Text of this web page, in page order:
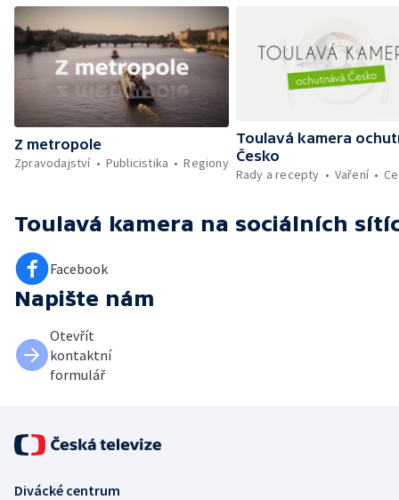
Z metropole
Zpravodajství
Publicistika Regiony
Toulavá kamera
Česko
Rady a recepty
Vaření
Toulavá kamera na sociálních
Facebook
Napište nám
Otevřít
kontaktní
formulář
Divácké centrum